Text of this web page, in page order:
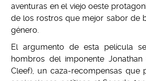
aventuras en el viejo oeste
de los rostros que mejor sabor de
género.
El argumento de esta película
hombros del imponente Jonathan
Cleef), un caza-recompensas que